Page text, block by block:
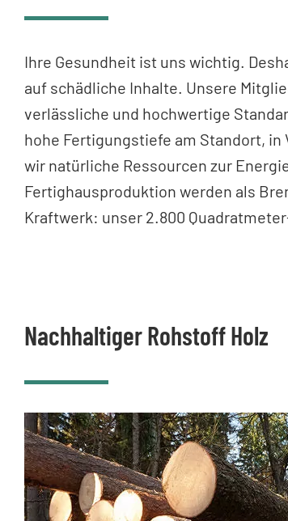
Ihre Gesundheit ist uns wichtig.
auf schädliche Inhalte. Unsere
verlässliche und hochwertige
hohe Fertigungstiefe am Standort,
wir natürliche Ressourcen zur
Fertighausproduktion werden als
Kraftwerk: unser 2.800
Nachhaltiger Rohstoff Holz